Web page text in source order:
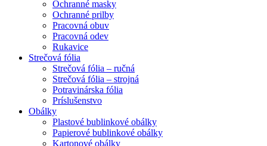
Ochranné masky
Ochranné prilby
Pracovná obuv
Pracovná odev
Rukavice
Strečová fólia
Strečová fólia – ručná
Strečová fólia – strojná
Potravinárska fólia
Príslušenstvo
Obálky
Plastové bublinkové obálky
Papierové bublinkové obálky
Kartonové obálky